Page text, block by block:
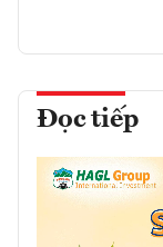
Đọc tiếp